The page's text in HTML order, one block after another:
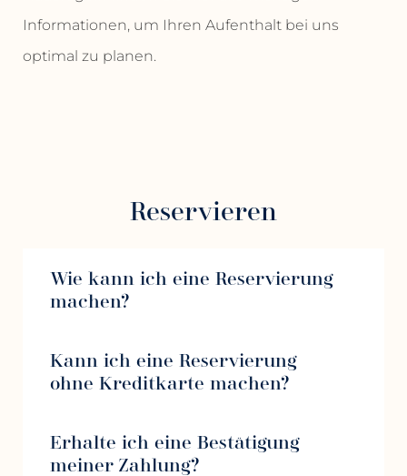
Informationen, um Ihren Aufenthalt bei uns
optimal zu planen.
Reservieren
Wie kann ich eine Reservierung
machen?
Kann ich eine Reservierung
ohne Kreditkarte machen?
Erhalte ich eine Bestätigung
meiner Zahlung?